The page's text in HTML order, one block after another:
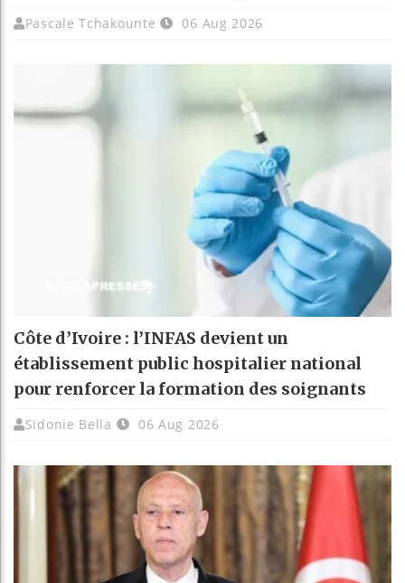
Pascale Tchakounte 06 Aug 2026
Côte d’Ivoire : l’INFAS devient un
établissement public hospitalier national
pour renforcer la formation des soignants
Sidonie Bella 06 Aug 2026